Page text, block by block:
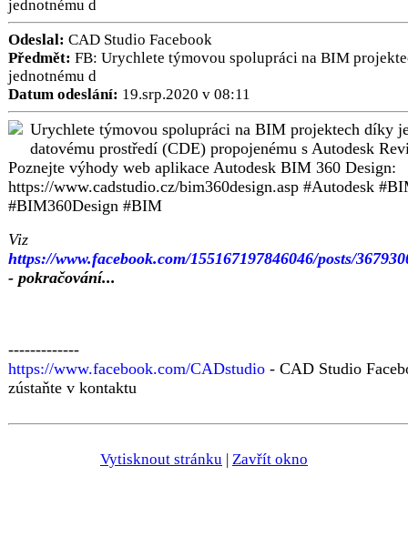
jednotnému d
Odeslal: CAD Studio Facebook
Předmět: FB: Urychlete týmovou spolupráci na BIM
jednotnému d
Datum odeslání: 19.srp.2020 v 08:11
Urychlete týmovou spolupráci na BIM projektech díky
datovému prostředí (CDE) propojenému s Autodesk
Poznejte výhody web aplikace Autodesk BIM 360 Design:
https://www.cadstudio.cz/bim360design.asp #Autodesk
#BIM360Design #BIM
Viz
https://www.facebook.com/155167197846046/posts/
- pokračování...
-------------
https://www.facebook.com/CADstudio - CAD Studio
zústaňte v kontaktu
Vytisknout stránku | Zavřít okno